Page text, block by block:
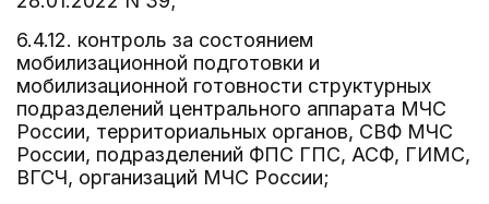
6.4.12. контроль за состоянием
мобилизационной подготовки и
мобилизационной готовности структурных
подразделений центрального аппарата МЧС
России, территориальных органов, СВФ МЧС
России, подразделений ФПС ГПС, АСФ, ГИМС,
ВГСЧ, организаций МЧС России;